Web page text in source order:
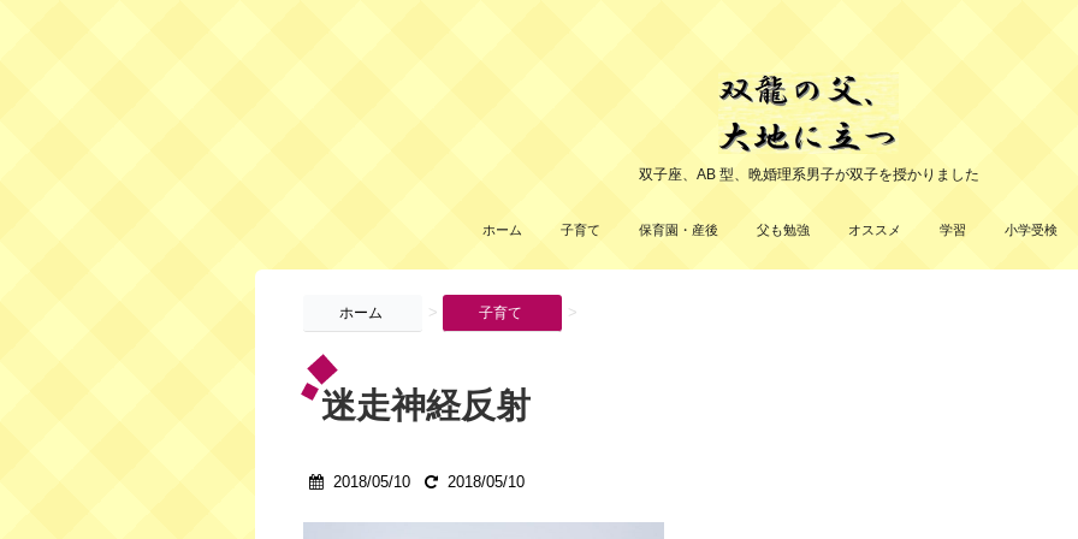
双子座、AB 型、晩婚理系男子が双子を授かりました
ホーム 子育て 保育園・産後 父も勉強 オススメ 学習 小学受検
ホーム > 子育て >
迷走神経反射
2018/05/10 2018/05/10